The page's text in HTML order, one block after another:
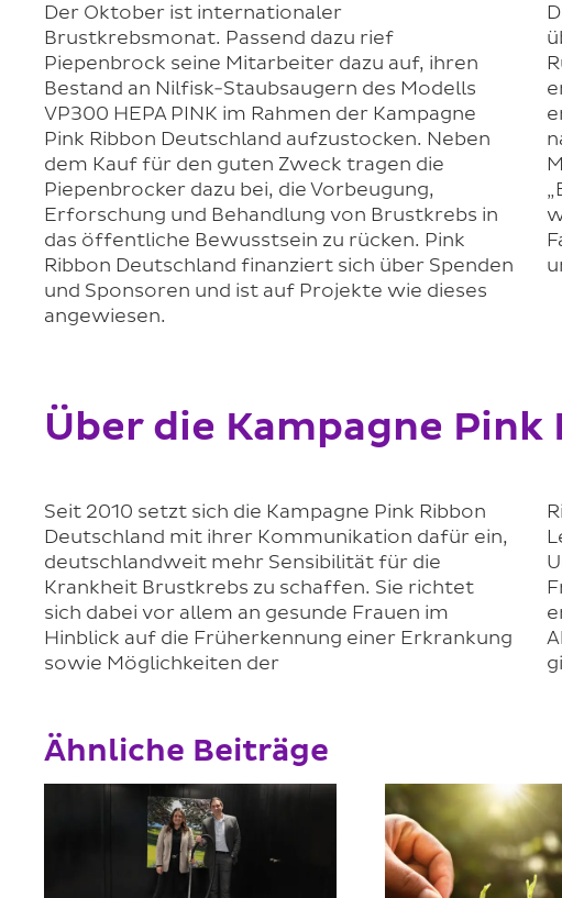
Der Oktober ist internationaler
Brustkrebsmonat. Passend dazu rief
Piepenbrock seine Mitarbeiter dazu auf, ihren
Bestand an Nilfisk-Staubsaugern des Modells
VP300 HEPA PINK im Rahmen der Kampagne
Pink Ribbon Deutschland aufzustocken. Neben
dem Kauf für den guten Zweck tragen die
Piepenbrocker dazu bei, die Vorbeugung,
Erforschung und Behandlung von Brustkrebs in
das öffentliche Bewusstsein zu rücken. Pink
Ribbon Deutschland finanziert sich über Spenden
und Sponsoren und ist auf Projekte wie dieses
angewiesen.
Über die Kampagne
Seit 2010 setzt sich die Kampagne Pink Ribbon
Deutschland mit ihrer Kommunikation dafür ein,
deutschlandweit mehr Sensibilität für die
Krankheit Brustkrebs zu schaffen. Sie richtet
sich dabei vor allem an gesunde Frauen im
Hinblick auf die Früherkennung einer Erkrankung
sowie Möglichkeiten der
Ähnliche Beiträge